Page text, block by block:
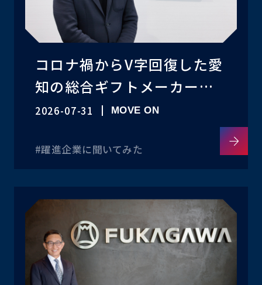
コロナ禍からV字回復した愛
知の総合ギフトメーカー・
オリジナルあい。「驚きを
る
2026-07-31 MOVE ON
#躍進企業に聞いてみた